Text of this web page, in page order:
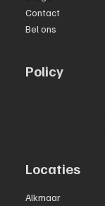
Contact
Bel ons
Policy
Locaties
Alkmaar